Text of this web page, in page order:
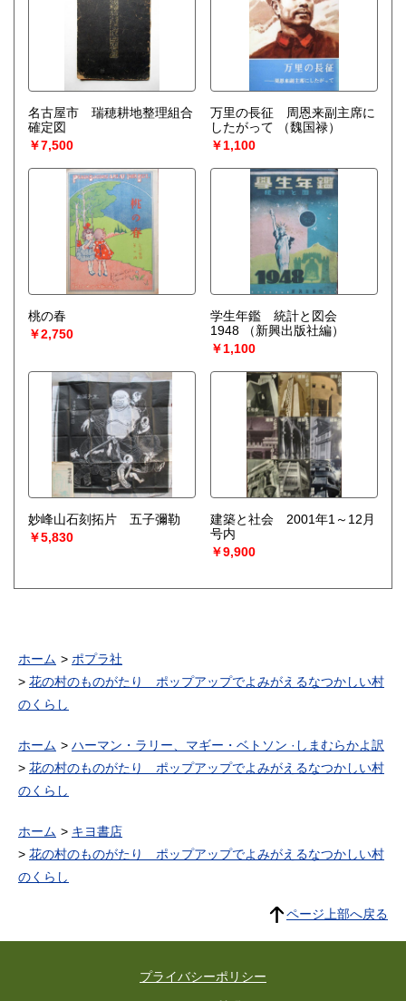
名古屋市 瑞穂耕地整理組合
確定図
￥7,500
万里の長征 周恩来副主席に
したがって
（魏国禄）
￥1,100
桃の春
￥2,750
学生年鑑 統計と図会
1948
（新興出版社編）
￥1,100
妙峰山石刻拓片 五子彌勒
￥5,830
建築と社会 2001年1～12月
号内
￥9,900
ホーム
ポプラ社
花の村のものがたり ポップアップでよみがえるなつかしい村
のくらし
ホーム
ハーマン・ラリー、マギー・ベトソン ·しまむらかよ訳
花の村のものがたり ポップアップでよみがえるなつかしい村
のくらし
ホーム
キヨ書店
花の村のものがたり ポップアップでよみがえるなつかしい村
のくらし
ページ上部へ戻る
プライバシーポリシー